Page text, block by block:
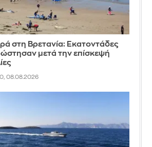
στη Βρετανία: Εκατοντάδες
μετά την επίσκεψή
08.08.2026